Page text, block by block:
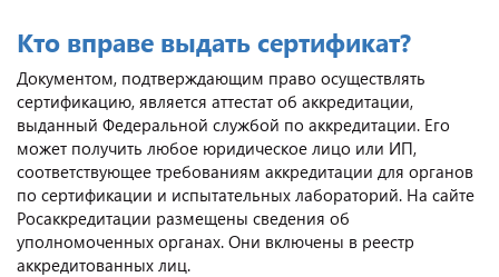
Кто вправе выдать сертификат?
Документом, подтверждающим право осуществлять
сертификацию, является аттестат об аккредитации,
выданный Федеральной службой по аккредитации. Его
может получить любое юридическое лицо или ИП,
соответствующее требованиям аккредитации для органов
по сертификации и испытательных лабораторий. На сайте
Росаккредитации размещены сведения об
уполномоченных органах. Они включены в реестр
аккредитованных лиц.